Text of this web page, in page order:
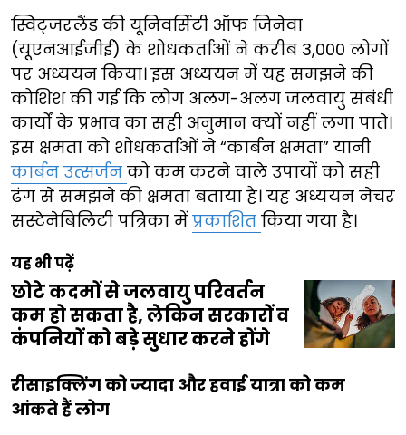
स्विट्जरलैंड की यूनिवर्सिटी ऑफ जिनेवा
(यूएनआईजीई) के शोधकर्ताओं ने करीब 3,000 लोगों
पर अध्ययन किया। इस अध्ययन में यह समझने की
कोशिश की गई कि लोग अलग-अलग जलवायु संबंधी
कार्यों के प्रभाव का सही अनुमान क्यों नहीं लगा पाते।
इस क्षमता को शोधकर्ताओं ने “कार्बन क्षमता” यानी
कार्बन उत्सर्जन को कम करने वाले उपायों को सही
ढंग से समझने की क्षमता बताया है। यह अध्ययन नेचर
सस्टेनेबिलिटी पत्रिका में प्रकाशित किया गया है।
यह भी पढ़ें
छोटे कदमों से जलवायु परिवर्तन
कम हो सकता है, लेकिन सरकारों व
कंपनियों को बड़े सुधार करने होंगे
रीसाइक्लिंग को ज्यादा और हवाई यात्रा को कम
आंकते हैं लोग